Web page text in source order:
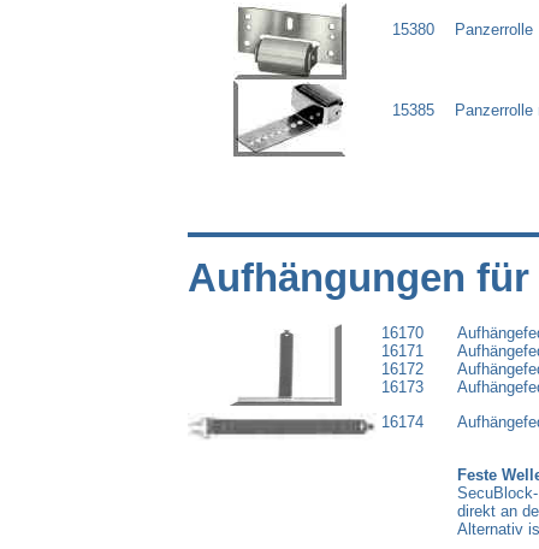
15380 Panzerrolle
15385
Aufhängungen für
16170
16171
16172
16173
16174
Feste
direkt an
Alternativ